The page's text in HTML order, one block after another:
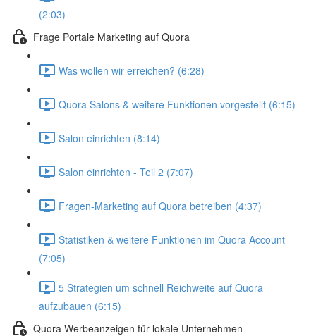
(2:03)
Frage Portale Marketing auf Quora
Was wollen wir erreichen? (6:28)
Quora Salons & weitere Funktionen vorgestellt (6:15)
Salon einrichten (8:14)
Salon einrichten - Teil 2 (7:07)
Fragen-Marketing auf Quora betreiben (4:37)
Statistiken & weitere Funktionen im Quora Account
(7:05)
5 Strategien um schnell Reichweite auf Quora
aufzubauen (6:15)
Quora Werbeanzeigen für lokale Unternehmen